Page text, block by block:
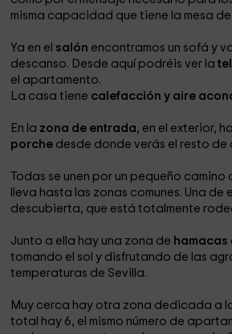
misma capacidad que tiene la mesa
Ya en el salón encontramos un sofá y
descanso. Desde aquí podréis ver la
el apartamento.
La casa tiene calefacción y aire
En la zona de entrada, en el exterior,
porche desde donde verás el resto de
Todas se unen por un pequeño
lleva hasta las zonas comunes. Una de
descubierta, que está totalmente
Junto a ella hay una zona de hamacas
tomando el sol y disfrutando de las
temperaturas de Sevilla.
Muy cerca hay otra zona dedicada a
total hay 6, el mismo número de